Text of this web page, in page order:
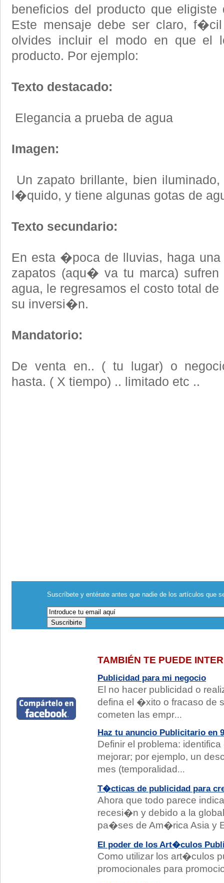
beneficios del producto que
Este mensaje debe ser claro,
olvides incluir el modo en que el
producto. Por ejemplo:
Texto destacado:
Elegancia a prueba de agua
Imagen:
Un zapato brillante, bien
l�quido, y tiene algunas gotas de
Texto secundario:
En esta �poca de lluvias, haga
zapatos (aqu� va tu marca)
agua, le regresamos el costo total de
su inversi�n.
Mandatorio:
De venta en.. ( tu lugar) o
hasta. ( X tiempo) .. limitado etc ..
Suscríbete y entérate antes que nadie de los artículos que
TAMBIÉN TE PUEDE
Publicidad para mi negocio
El no hacer publicidad o
defina el �xito o fracaso de
cometen las empr...
Haz tu anuncio Publicitario en
Definir el problema:
mejorar; por ejemplo, un
mes (temporalidad...
T�cticas de publicidad para
Ahora que todo parece
recesi�n y debido a la
pa�ses de Am�rica Asia y
El poder de los Art�culos
Como utilizar los art�culos
promocionales para